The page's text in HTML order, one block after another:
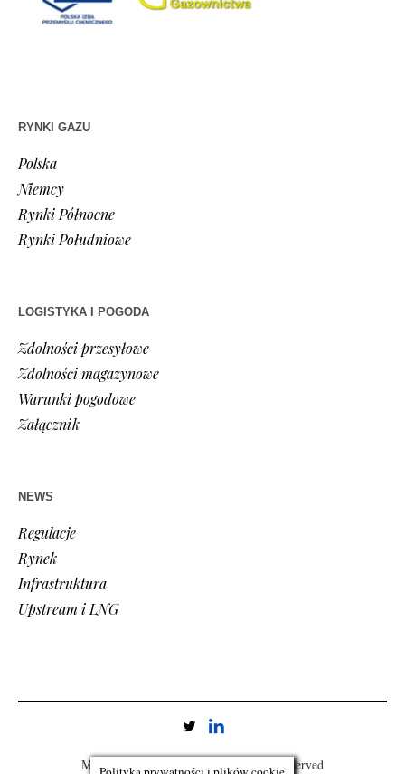
RYNKI GAZU
Polska
Niemcy
Rynki Północne
Rynki Południowe
LOGISTYKA I POGODA
Zdolności przesyłowe
Zdolności magazynowe
Warunki pogodowe
Załącznik
NEWS
Regulacje
Rynek
Infrastruktura
Upstream i LNG
Monitor Gazowy © 2020 / All Rights Reserved